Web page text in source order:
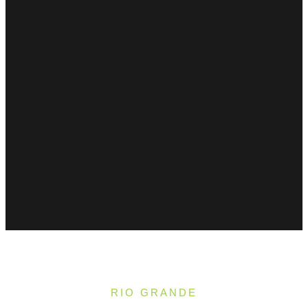
RIO GRANDE